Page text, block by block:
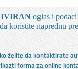
oglas i
koristite naprednu
želite da kontaktirate
forma za online